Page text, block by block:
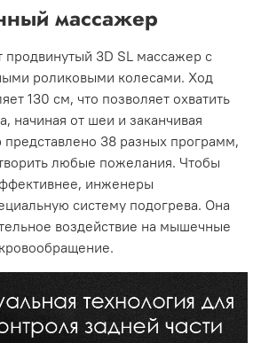
массажер
продвинутый 3D SL массажер с
роликовыми колесами. Ход
130 см, что позволяет охватить
начиная от шеи и заканчивая
38 разных программ,
любые пожелания. Чтобы
инженеры
систему подогрева. Она
воздействие на мышечные